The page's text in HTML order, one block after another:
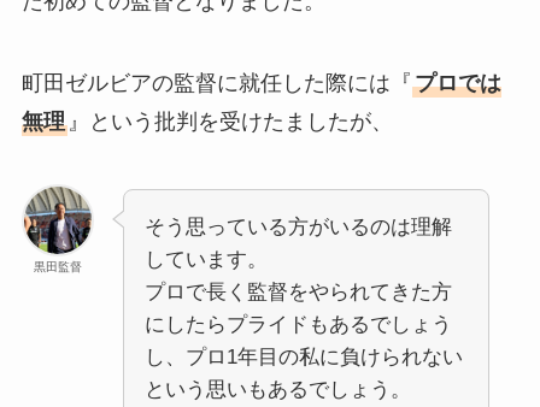
町田ゼルビアの監督に就任した際には『プロでは
無理』という批判を受けたましたが、
黒田監督
そう思っている方がいるのは理解
しています。
プロで長く監督をやられてきた方
にしたらプライドもあるでしょう
し、プロ1年目の私に負けられない
という思いもあるでしょう。